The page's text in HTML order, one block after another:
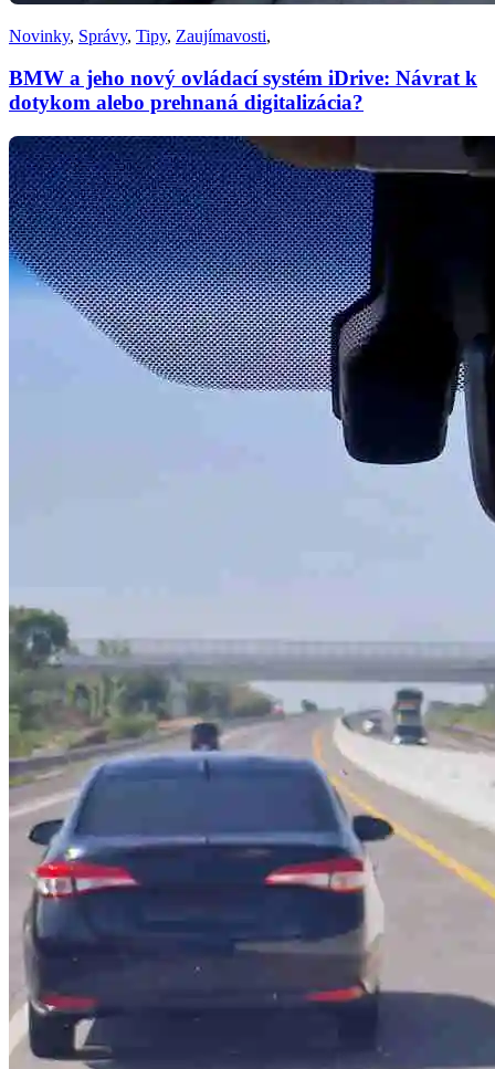
Novinky, Správy, Tipy, Zaujímavosti,
BMW a jeho nový ovládací systém iDrive: Návrat k
dotykom alebo prehnaná digitalizácia?